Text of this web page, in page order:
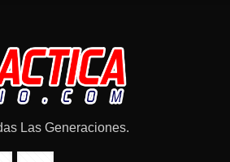
Las Generaciones.